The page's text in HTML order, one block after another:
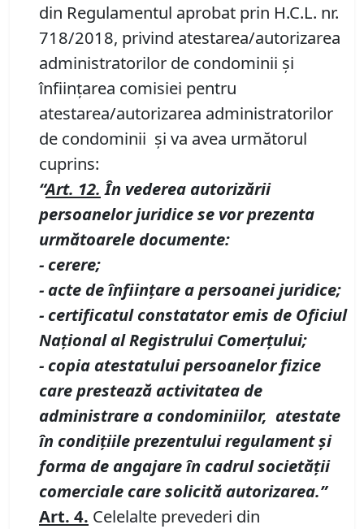
din Regulamentul aprobat prin H.C.L. nr.
718/2018, privind atestarea/autorizarea
administratorilor de condominii şi
înfiinţarea comisiei pentru
atestarea/autorizarea administratorilor
de condominii şi va avea următorul
cuprins:
“Art. 12. În vederea autorizării
persoanelor juridice se vor prezenta
următoarele documente:
- cerere;
- acte de înfiinţare a persoanei juridice;
- certificatul constatator emis de Oficiul
Naţional al Registrului Comerţului;
- copia atestatului persoanelor fizice
care prestează activitatea de
administrare a condominiilor, atestate
în condiţiile prezentului regulament şi
forma de angajare în cadrul societăţii
comerciale care solicită autorizarea.”
Art. 4. Celelalte prevederi din